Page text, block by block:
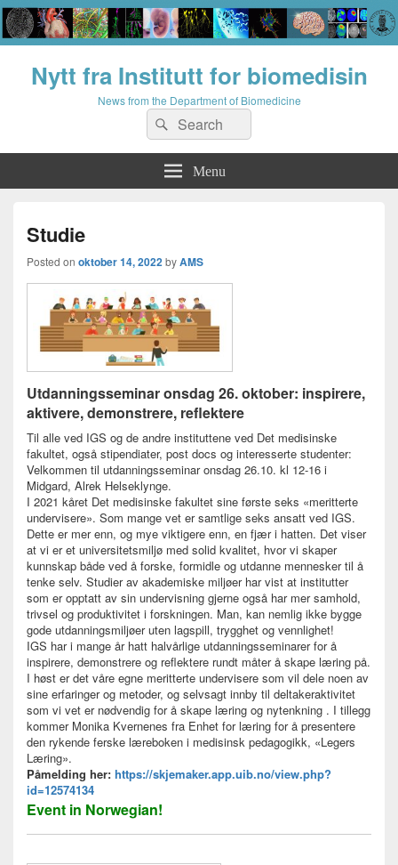
Nytt fra Institutt for biomedisin
News from the Department of Biomedicine
Search
for:
Search
Menu
Studie
Posted on oktober 14, 2022byAMS
Utdanningsseminar onsdag 26. oktober: inspirere,
aktivere, demonstrere, reflektere
Til alle ved IGS og de andre instituttene ved Det medisinske
fakultet, også stipendiater, post docs og interesserte studenter:
Velkommen til utdanningsseminar onsdag 26.10. kl 12-16 i
Midgard, Alrek Helseklynge.
I 2021 kåret Det medisinske fakultet sine første seks «meritterte
undervisere». Som mange vet er samtlige seks ansatt ved IGS.
Dette er mer enn, og mye viktigere enn, en fjær i hatten. Det viser
at vi er et universitetsmiljø med solid kvalitet, hvor vi skaper
kunnskap både ved å forske, formidle og utdanne mennesker til å
tenke selv. Studier av akademiske miljøer har vist at institutter
som er opptatt av sin undervisning gjerne også har mer samhold,
trivsel og produktivitet i forskningen. Man, kan nemlig ikke bygge
gode utdanningsmiljøer uten lagspill, trygghet og vennlighet!
IGS har i mange år hatt halvårlige utdanningsseminarer for å
inspirere, demonstrere og reflektere rundt måter å skape læring på.
I høst er det våre egne meritterte undervisere som vil dele noen av
sine erfaringer og metoder, og selvsagt innby til deltakeraktivitet
som vi vet er nødvendig for å skape læring og nytenkning . I tillegg
kommer Monika Kvernenes fra Enhet for læring for å presentere
den rykende ferske læreboken i medisinsk pedagogikk, «Legers
Læring».
Påmelding her: https://skjemaker.app.uib.no/view.php?
id=12574134
Event in Norwegian!